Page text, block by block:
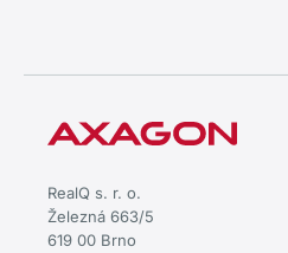
RealQ s. r. o.
Železná 663/5
619 00 Brno